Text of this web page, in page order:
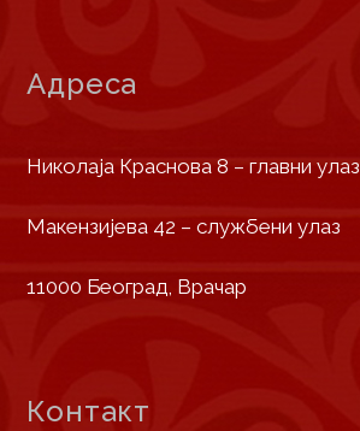
Адреса
Николаја Краснова 8 – главни улаз
Макензијева 42 – службени улаз
11000 Београд, Врачар
Контакт